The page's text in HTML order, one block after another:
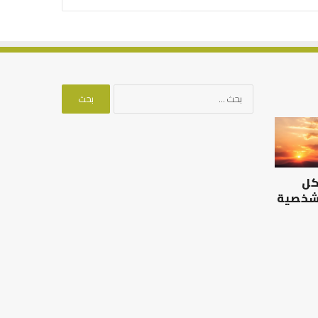
الرصيد
التربوي
والطفولة
المبكرة
..
كيف
شخصية
البحث